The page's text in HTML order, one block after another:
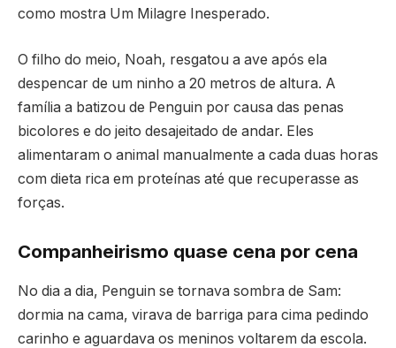
como mostra Um Milagre Inesperado.
O filho do meio, Noah, resgatou a ave após ela
despencar de um ninho a 20 metros de altura. A
família a batizou de Penguin por causa das penas
bicolores e do jeito desajeitado de andar. Eles
alimentaram o animal manualmente a cada duas horas
com dieta rica em proteínas até que recuperasse as
forças.
Companheirismo quase cena por cena
No dia a dia, Penguin se tornava sombra de Sam:
dormia na cama, virava de barriga para cima pedindo
carinho e aguardava os meninos voltarem da escola.